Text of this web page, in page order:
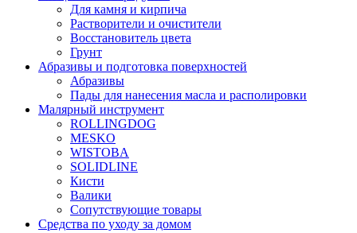
Для камня и кирпича
Растворители и очистители
Восстановитель цвета
Грунт
Абразивы и подготовка поверхностей
Абразивы
Пады для нанесения масла и располировки
Малярный инструмент
ROLLINGDOG
MESKO
WISTOBA
SOLIDLINE
Кисти
Валики
Сопутствующие товары
Средства по уходу за домом